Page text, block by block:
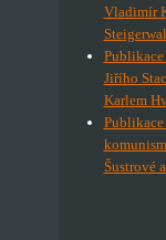
Vladimír
Jiřího
Karlem
Publikace
Šustrové